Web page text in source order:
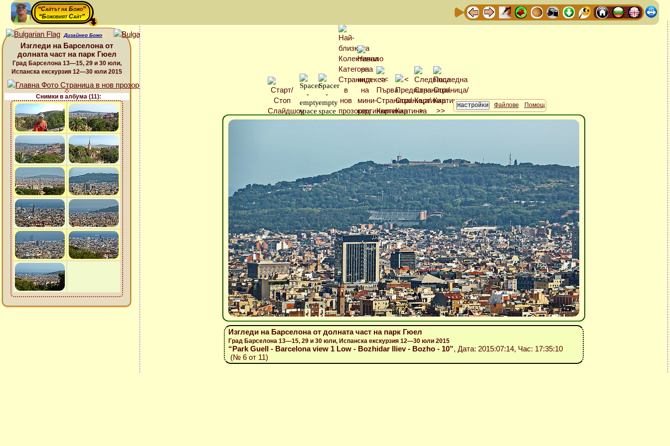
“Сайтът на Божо”
“Божовият Сайт”
Дизайнер Божо
Изгледи на Барселона от
долната част на парк Гюел
Град Барселона 13—15, 29 и 30 юли,
Испанска екскурзия 12—30 юли 2015
Снимки в албума (11):
Файлове
Помощ
Изгледи на Барселона от долната част на парк Гюел
Град Барселона 13—15, 29 и 30 юли, Испанска екскурзия 12—30 юли 2015
“Park Guell - Barcelona view 1 Low - Bozhidar Iliev - Bozho - 10”, Дата: 2015:07:14, Час: 17:35:10
(№ 6 от 11)